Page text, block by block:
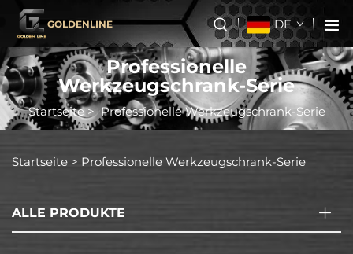
GOLDENLINE DE
Professionelle
Werkzeugschrank-Serie
Startseite>Professionelle Werkzeugschrank-Serie
Startseite > Professionelle Werkzeugschrank-Serie
ALLE PRODUKTE